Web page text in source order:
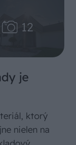
je
ktorý
nielen na